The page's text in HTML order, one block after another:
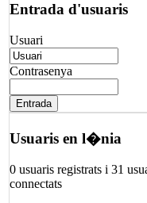
Entrada d'usuaris
Usuari
Contrasenya
Usuaris en l�nia
0 usuaris registrats i 31
connectats